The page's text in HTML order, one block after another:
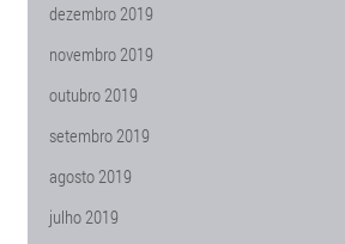
dezembro 2019
novembro 2019
outubro 2019
setembro 2019
agosto 2019
julho 2019